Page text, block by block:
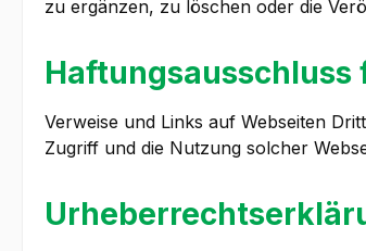
zu ergänzen, zu löschen oder die
Verweise und Links auf Webseiten
Zugriff und die Nutzung solcher